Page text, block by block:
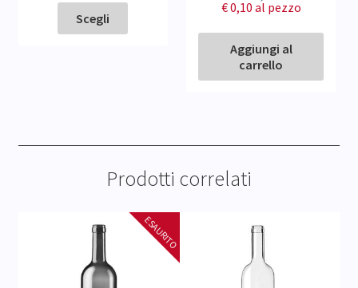
Scegli
€ 0,10 al pezzo
Aggiungi al
carrello
Prodotti correlati